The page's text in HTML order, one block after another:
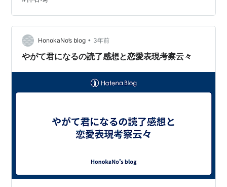
響小なバグは長期化する傾向に。 政府の「例外庁」が収
束予測を発表する世界。 『神さまがまちガえる』4巻よ
り（仲谷鳰／KADOKAWA） 主人公の中学生男子の"紺"は
親元を離れて（？）シェアハウスに下宿。 ヒロインの、
シェアハウスの大…
HonokaNo’s blog • 3年前
やがて君になるの読了感想と恋愛表現考察云々